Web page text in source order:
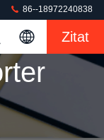
86--18972240838
Zitat